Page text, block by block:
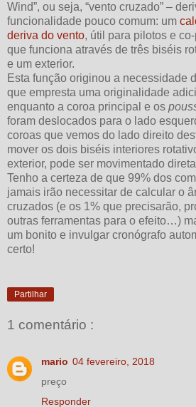
Wind”, ou seja, “vento cruzado” –
funcionalidade pouco comum: um
deriva do vento, útil para pilotos e
que funciona através de três biséis
e um exterior.
Esta função originou a necessidade
que empresta uma originalidade
enquanto a coroa principal e os
foram deslocados para o lado
coroas que vemos do lado direito
mover os dois biséis interiores
exterior, pode ser movimentado
Tenho a certeza de que 99% dos
jamais irão necessitar de calcular o
cruzados (e os 1% que precisarão,
outras ferramentas para o efeito…)
um bonito e invulgar cronógrafo
certo!
Partilhar
1 comentário :
mario 04 fevereiro, 2018
preço
Responder